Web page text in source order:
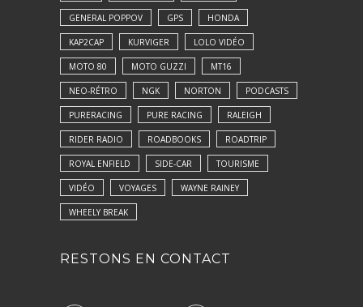
GENERAL POPPOV GPS HONDA
KAP2CAP KURVIGER LOLO VIDÉO
MOTO 80 MOTO GUZZI MT16
NEO-RÉTRO NGK NORTON PODCASTS
PURERACING PURE RACING RALEIGH
RIDER RADIO ROADBOOKS ROADTRIP
ROYAL ENFIELD SIDE-CAR TOURISME
VIDÉO VOYAGES WAYNE RAINEY
WHEELY BREAK
RESTONS EN CONTACT